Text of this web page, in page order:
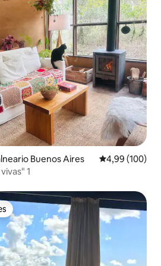
Buenos Aires 4,99 de uma
4,99 (100)
"La Locanda — casitas vivas" 1